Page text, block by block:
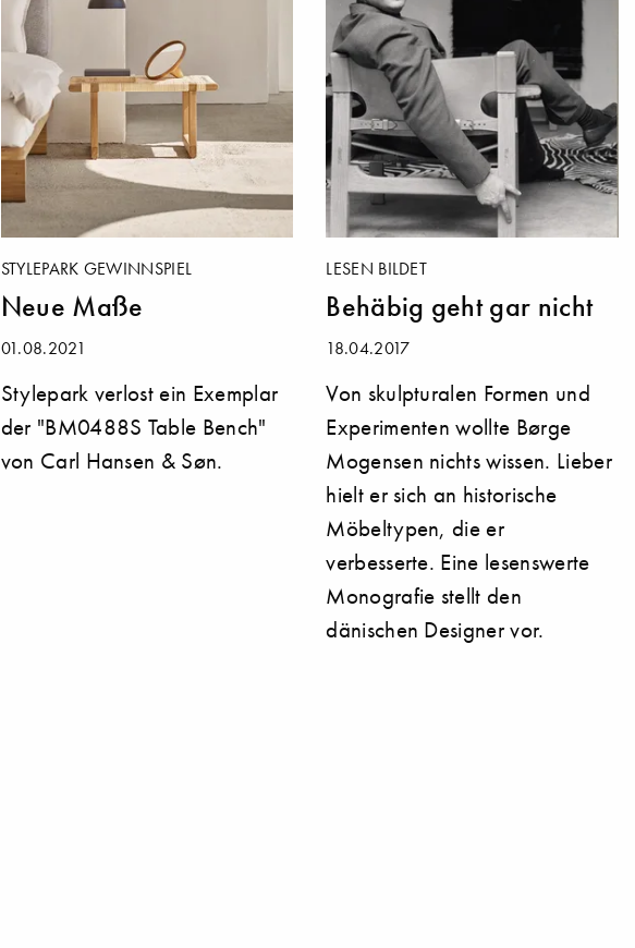
STYLEPARK GEWINNSPIEL
Neue Maße
01.08.2021
Stylepark verlost ein Exemplar
der "BM0488S Table Bench"
von Carl Hansen & Søn.
LESEN BILDET
Behäbig geht gar nicht
18.04.2017
Von skulpturalen Formen und
Experimenten wollte Børge
Mogensen nichts wissen. Lieber
hielt er sich an historische
Möbeltypen, die er
verbesserte. Eine lesenswerte
Monografie stellt den
dänischen Designer vor.